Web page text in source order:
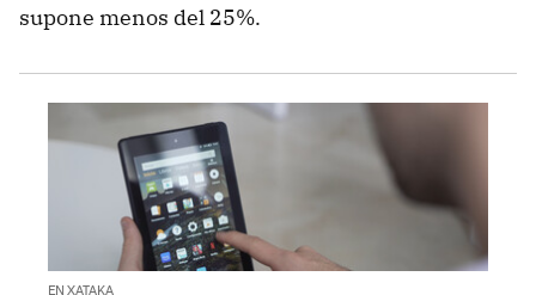
supone menos del 25%.
EN XATAKA